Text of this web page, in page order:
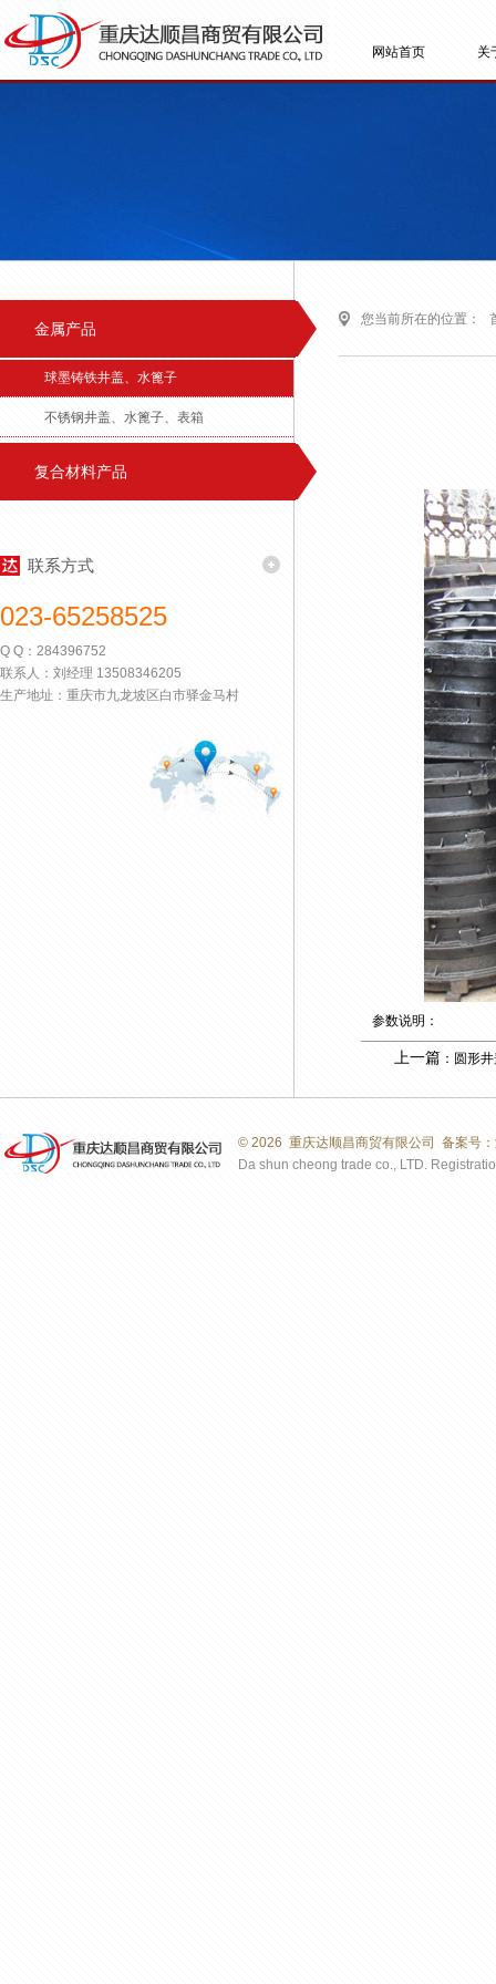
网站首页 关
金属产品
球墨铸铁井盖、水篦子
不锈钢井盖、水篦子、表箱
复合材料产品
联系方式
023-65258525
Q Q：284396752
联系人：刘经理 13508346205
生产地址：重庆市九龙坡区白市驿金马村
您当前所在的位置：
参数说明：
上一篇 ：圆形
© 2026 重庆达顺昌商贸有限公司 备案号：
Da shun cheong trade co., LTD.